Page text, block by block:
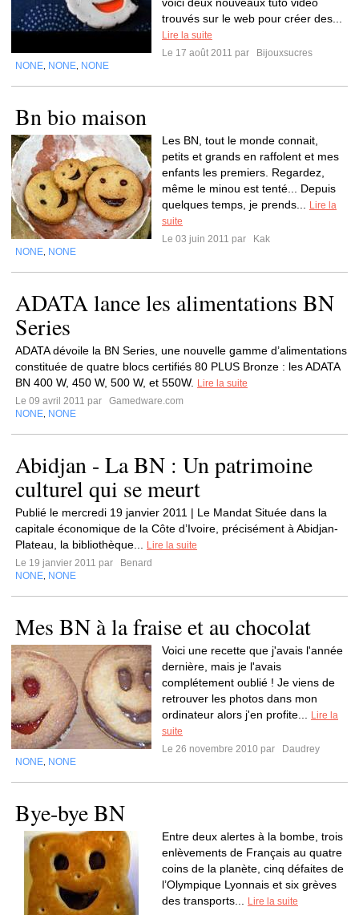
trouvés sur le web pour créer des...
Lire la suite
Le 17 août 2011 par
Bijouxsucres
NONE NONE NONE
Bn bio maison
Les BN, tout le monde connait,
petits et grands en raffolent et mes
enfants les premiers. Regardez,
même le minou est tenté... Depuis
quelques temps, je prends...
Lire la
suite
Le 03 juin 2011 par
Kak
NONE NONE
ADATA lance les alimentations BN
Series
ADATA dévoile la BN Series, une nouvelle gamme d’alimentations
constituée de quatre blocs certifiés 80 PLUS Bronze : les ADATA
BN 400 W, 450 W, 500 W, et 550W.
Lire la suite
Le 09 avril 2011 par
Gamedware.com
NONE NONE
Abidjan - La BN : Un patrimoine
culturel qui se meurt
Publié le mercredi 19 janvier 2011 | Le Mandat Située dans la
capitale économique de la Côte d’Ivoire, précisément à Abidjan-
Plateau, la bibliothèque...
Lire la suite
Le 19 janvier 2011 par
Benard
NONE NONE
Mes BN à la fraise et au chocolat
Voici une recette que j'avais l'année
dernière, mais je l'avais
complétement oublié ! Je viens de
retrouver les photos dans mon
ordinateur alors j'en profite...
Lire la
suite
Le 26 novembre 2010 par
Daudrey
NONE NONE
Bye-bye BN
Entre deux alertes à la bombe, trois
enlèvements de Français au quatre
coins de la planète, cinq défaites de
l’Olympique Lyonnais et six grèves
des transports...
Lire la suite